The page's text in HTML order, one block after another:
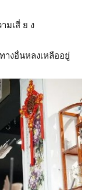
มเสี่ ย ง
งอื่นหลงเหลืออยู่